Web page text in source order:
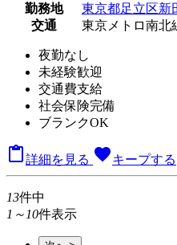
勤務地
東京都足立区新
交通
東京メトロ南北
夜勤なし
未経験歓迎
交通費支給
社会保険完備
ブランクOK
詳細を見る favoriteキープする
13件中
1～10件表示